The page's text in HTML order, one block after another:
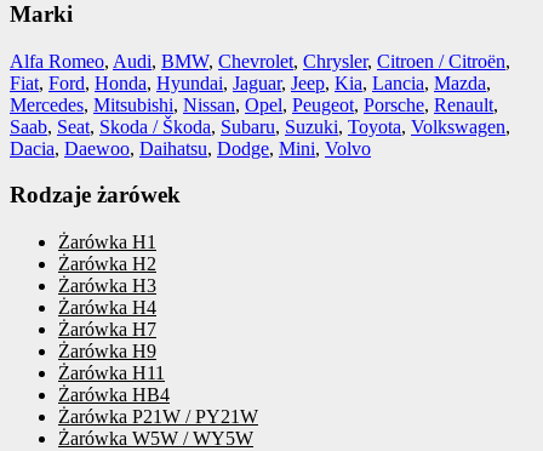
Marki
Alfa Romeo, Audi, BMW, Chevrolet, Chrysler, Citroen / Citroën,
Fiat, Ford, Honda, Hyundai, Jaguar, Jeep, Kia, Lancia, Mazda,
Mercedes, Mitsubishi, Nissan, Opel, Peugeot, Porsche, Renault,
Saab, Seat, Skoda / Škoda, Subaru, Suzuki, Toyota, Volkswagen,
Dacia, Daewoo, Daihatsu, Dodge, Mini, Volvo
Rodzaje żarówek
Żarówka H1
Żarówka H2
Żarówka H3
Żarówka H4
Żarówka H7
Żarówka H9
Żarówka H11
Żarówka HB4
Żarówka P21W / PY21W
Żarówka W5W / WY5W